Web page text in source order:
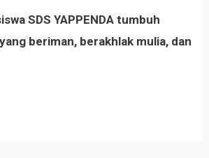
SDS YAPPENDA tumbuh
beriman, berakhlak mulia, dan